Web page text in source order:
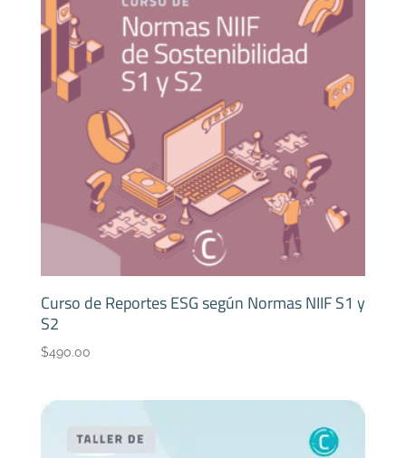
Curso de Reportes ESG según Normas NIIF S1 y
S2
$490.00